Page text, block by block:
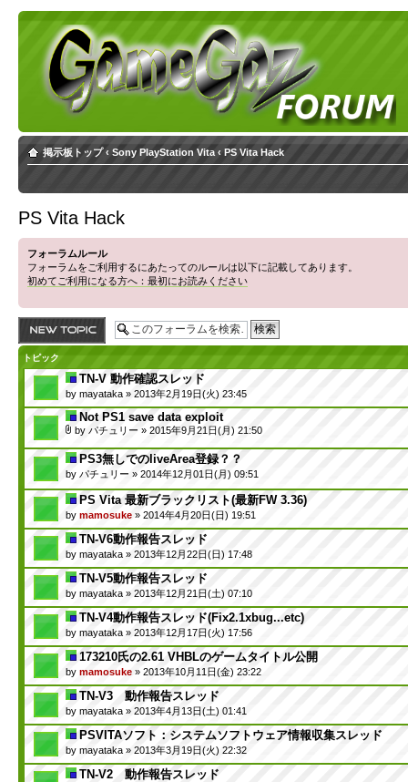
掲示板トップ ‹ Sony PlayStation Vita ‹ PS Vita Hack
PS Vita Hack
フォーラムルール
フォーラムをご利用するにあたってのルールは以下に記載してあります。
初めてご利用になる方へ：最初にお読みください
トピック
TN-V 動作確認スレッド
by mayataka » 2013年2月19日(火) 23:45
Not PS1 save data exploit
by パチュリー » 2015年9月21日(月) 21:50
PS3無しでのliveArea登録？？
by パチュリー » 2014年12月01日(月) 09:51
PS Vita 最新ブラックリスト(最新FW 3.36)
by mamosuke » 2014年4月20日(日) 19:51
TN-V6動作報告スレッド
by mayataka » 2013年12月22日(日) 17:48
TN-V5動作報告スレッド
by mayataka » 2013年12月21日(土) 07:10
TN-V4動作報告スレッド(Fix2.1xbug...etc)
by mayataka » 2013年12月17日(火) 17:56
173210氏の2.61 VHBLのゲームタイトル公開
by mamosuke » 2013年10月11日(金) 23:22
TN-V3 動作報告スレッド
by mayataka » 2013年4月13日(土) 01:41
PSVITAソフト：システムソフトウェア情報収集スレッド
by mayataka » 2013年3月19日(火) 22:32
TN-V2 動作報告スレッド